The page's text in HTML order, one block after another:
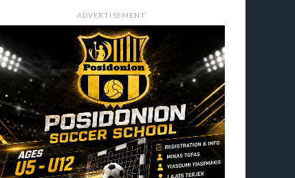
ADVERTISEMENT